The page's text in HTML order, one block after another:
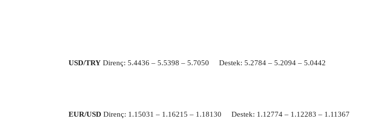
USD/TRY Direnç: 5.4436 – 5.5398 – 5.7050 Destek: 5.2784 – 5.2094 – 5.0442
EUR/USD Direnç: 1.15031 – 1.16215 – 1.18130 Destek: 1.12774 – 1.12283 – 1.11367